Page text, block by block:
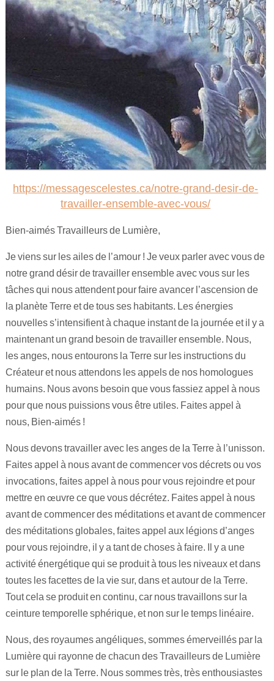
Maitre Hilarion, Maitre du Rayon Vert !
Archange Raphaël rayon émeraude !
Invocation à la flamme de guérison !
https://messagescelestes.ca/notre-grand-desir-de-
travailler-ensemble-avec-vous/
Bien-aimés Travailleurs de Lumière,
Je viens sur les ailes de l’amour ! Je veux parler avec vous de
notre grand désir de travailler ensemble avec vous sur les
tâches qui nous attendent pour faire avancer l’ascension de
la planète Terre et de tous ses habitants. Les énergies
nouvelles s’intensifient à chaque instant de la journée et il y a
maintenant un grand besoin de travailler ensemble. Nous,
les anges, nous entourons la Terre sur les instructions du
Créateur et nous attendons les appels de nos homologues
humains. Nous avons besoin que vous fassiez appel à nous
pour que nous puissions vous être utiles. Faites appel à
nous, Bien-aimés !
Nous devons travailler avec les anges de la Terre à l’unisson.
Faites appel à nous avant de commencer vos décrets ou vos
invocations, faites appel à nous pour vous rejoindre et pour
mettre en œuvre ce que vous décrétez. Faites appel à nous
avant de commencer des méditations et avant de commencer
des méditations globales, faites appel aux légions d’anges
pour vous rejoindre, il y a tant de choses à faire. Il y a une
activité énergétique qui se produit à tous les niveaux et dans
toutes les facettes de la vie sur, dans et autour de la Terre.
Tout cela se produit en continu, car nous travaillons sur la
ceinture temporelle sphérique, et non sur le temps linéaire.
Nous, des royaumes angéliques, sommes émerveillés par la
Lumière qui rayonne de chacun des Travailleurs de Lumière
sur le plan de la Terre. Nous sommes très, très enthousiastes